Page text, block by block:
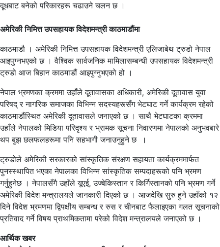
दूधबाट बनेको परिकारहरू चढाउने चलन छ ।
अमेरिकी निमित्त उपसहायक विदेशमन्त्री काठमाडौंमा
काठमाडौ । अमेरिकी निमित्त उपसहायक विदेशमन्त्री एलिजाबेथ ट्रुडो नेपाल
आइपुग्नभएको छ । वैश्विक सार्वजनिक मामिलासम्बन्धी उपसहायक विदेशमन्त्री
ट्रुडो आज बिहान काठमाडौं आइपुग्नुभएको हो ।
नेपाल भ्रमणका क्रममा उहाँले दूतावासका अधिकारी, अमेरिकी दूतावास युवा
परिषद् र नागरिक समाजका विभिन्न सदस्यहरूसँग भेटघाट गर्ने कार्यक्रम रहेको
काठमाडौंस्थित अमेरिकी दूतावासले जनाएको छ । साथै भेटघाटका क्रममा
उहाँले नेपालको मिडिया परिदृश्य र भ्रामक सूचना निवारणमा नेपालको अनुभवबारे
थप बुझ छलफलहरूमा पनि सहभागी जनाउनुहुने छ ।
ट्रुडोले अमेरिकी सरकारको सांस्कृतिक संरक्षण सहायता कार्यक्रममार्फत
पुनस्स्थापित भएका नेपालका विभिन्न सांस्कृतिक सम्पदाहरूको पनि भ्रमण
गर्नुहुनेछ । नेपालसँगै उहाँले यूएई, उज्बेकिस्तान र किर्गिस्तानको पनि भ्रमण गर्ने
अमेरिकी विदेश मन्त्रालयले जानकारी दिएको छ । आजदेखि सुरु हुने उहाँको १२
दिने विदेश भ्रमणमा द्विपक्षीय सम्बन्ध र रुस र चीनबाट फैलाइएका गलत सूचनाको
प्रतिवाद गर्ने विषय प्राथमिकतामा परेको विदेश मन्त्रालयले जनाएको छ ।
आर्थिक खबर